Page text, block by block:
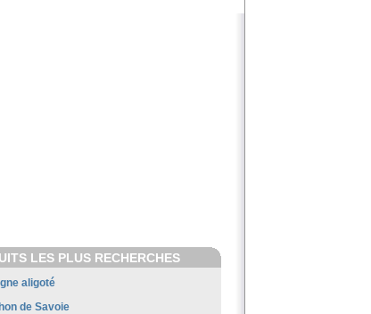
LES PLUS RECHERCHES
aligoté
de Savoie